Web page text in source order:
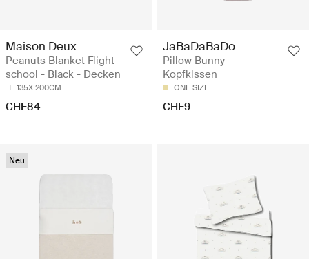
Maison Deux
Peanuts Blanket Flight
school - Black - Decken
135X 200CM
CHF84
JaBaDaBaDo
Pillow Bunny -
Kopfkissen
ONE SIZE
CHF9
Neu